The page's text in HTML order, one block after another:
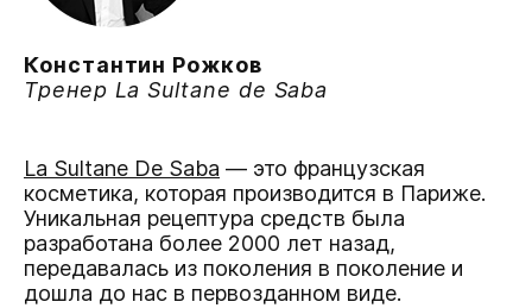
Константин Рожков
Тренер La Sultane de Saba
La Sultane De Saba — это французская
косметика, которая производится в Париже.
Уникальная рецептура средств была
разработана более 2000 лет назад,
передавалась из поколения в поколение и
дошла до нас в первозданном виде.